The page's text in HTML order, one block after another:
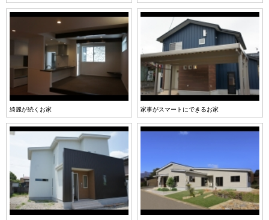
綺麗が続くお家 家事がスマートにできるお家